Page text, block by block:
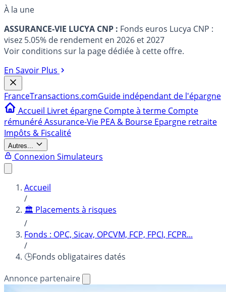
À la une
ASSURANCE-VIE LUCYA CNP : Fonds euros Lucya CNP :
visez 5.05% de rendement en 2026 et 2027
Voir conditions sur la page dédiée à cette offre.
En Savoir Plus
FranceTransactions.comGuide indépendant de l'épargne
Accueil Livret épargne Compte à terme Compte
rémunéréAssurance-Vie PEA & Bourse Epargne retraite
Impôts & Fiscalité
Autres...
Connexion Simulateurs
Accueil
/
🏛️ Placements à risques
/
Fonds : OPC, Sicav, OPCVM, FCP, FPCI, FCPR...
/
🕒Fonds obligataires datés
Annonce partenaire